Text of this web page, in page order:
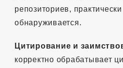
репозиториев, практически
обнаруживается.
Цитирование и
корректно обрабатывает